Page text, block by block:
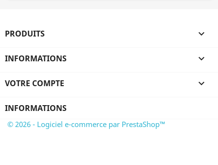
PRODUITS 
INFORMATIONS 
VOTRE COMPTE 
INFORMATIONS
© 2026 - Logiciel e-commerce par PrestaShop™